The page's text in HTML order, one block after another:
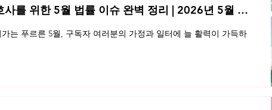
사를 위한 5월 법률 이슈 완벽 정리 | 2026년 5월 네
는 푸르른 5월, 구독자 여러분의 가정과 일터에 늘 활력이 가득하